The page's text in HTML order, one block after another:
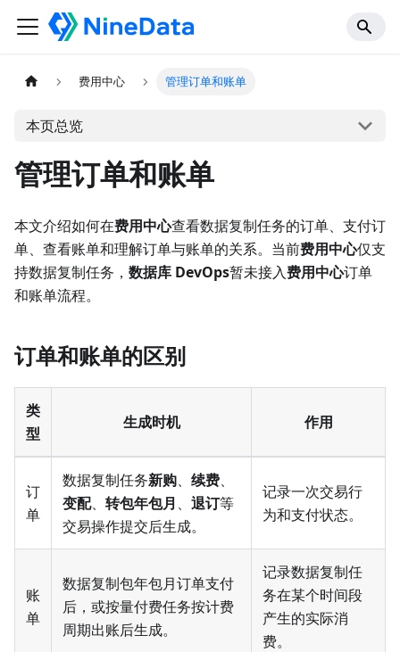
费用中心 管理订单和账单
本页总览
管理订单和账单
本文介绍如何在费用中心查看数据复制任务的订单、支付订
单、查看账单和理解订单与账单的关系。当前费用中心仅支
持数据复制任务， 数据库 DevOps暂未接入费用中心订单
和账单流程。
订单和账单的区别
类
型
生成时机 作用
订
单
数据复制任务新购、 续费、
变配、 转包年包月 、 退订等
交易操作提交后生成。
记录一次交易行
为和支付状态。
账
单
数据复制包年包月订单支付
后，或按量付费任务按计费
周期出账后生成。
记录数据复制任
务在某个时间段
产生的实际消
费。